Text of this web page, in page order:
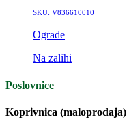
SKU: V836610010
Ograde
Na zalihi
Poslovnice
Koprivnica (maloprodaja)